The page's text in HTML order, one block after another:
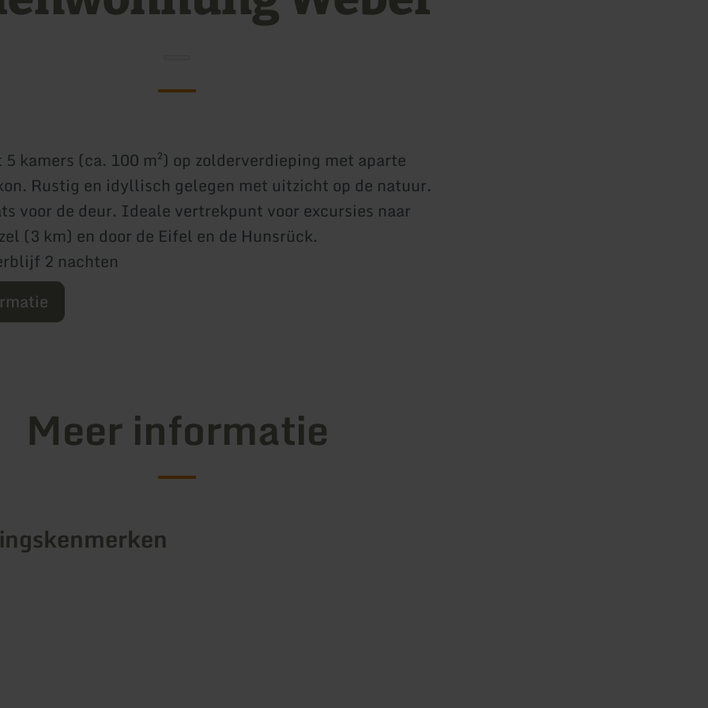
kamers (ca. 100 m²) op zolderverdieping met aparte
Rustig en idyllisch gelegen met uitzicht op de natuur.
voor de deur. Ideale vertrekpunt voor excursies naar
(3 km) en door de Eifel en de Hunsrück.
2 nachten
Meer informatie